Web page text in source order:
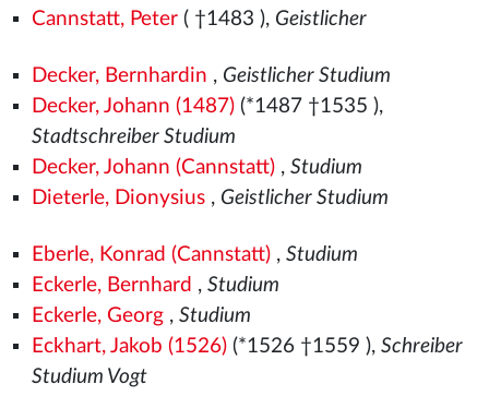
Cannstatt, Peter( †1483 ), Geistlicher
Decker, Bernhardin , Geistlicher Studium
Decker, Johann (1487)(*1487 †1535 ),
Stadtschreiber Studium
Decker, Johann (Cannstatt), Studium
Dieterle, Dionysius, Geistlicher Studium
Eberle, Konrad (Cannstatt), Studium
Eckerle, Bernhard , Studium
Eckerle, Georg, Studium
Eckhart, Jakob (1526)(*1526 †1559 ), Schreiber
Studium Vogt